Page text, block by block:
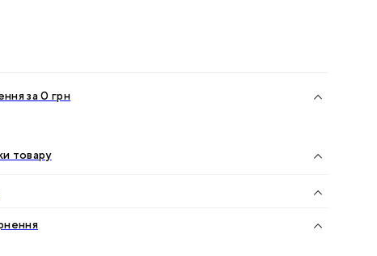
за 0 грн
товару